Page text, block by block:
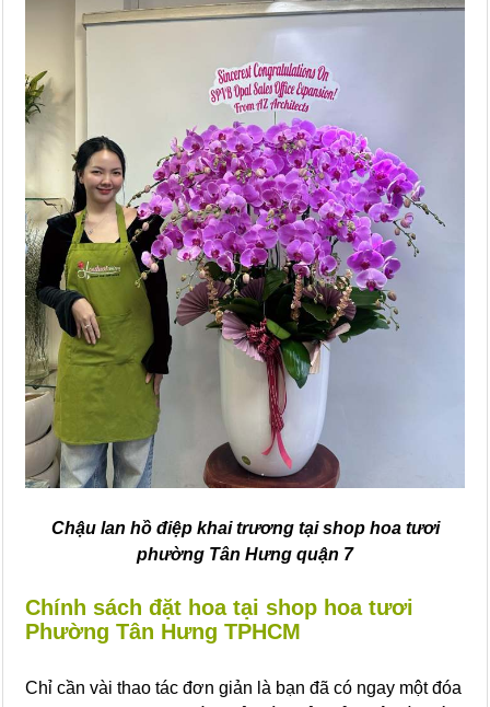
Chậu lan hồ điệp khai trương tại shop hoa tươi
phường Tân Hưng quận 7
Chính sách đặt hoa tại shop hoa tươi
Phường Tân Hưng TPHCM
Chỉ cần vài thao tác đơn giản là bạn đã có ngay một đóa